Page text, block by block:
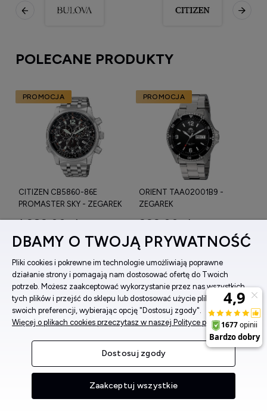
POLECANE PRODUKTY
CITIZEN CB5860-86E
PROMASTER SKY - ZEGAREK
1 989,00 zł
Cena regularna:2 129,00 zł
Najniższa cena: 2 279,00 zł
Wysyłka w: 24 godziny
Sugerowana: 2 549,00 zł
PROMOCJA
ORIENT TAA02001B9 -
ZEGAREK
999,00 zł
Cena regularna:1 069,00 zł
Najniższa cena:949,00 zł
Wysyłka w:
24 godziny
PROMOCJA
PROMOCJA
ATLANTIC 53680.41.93 -
DBAMY O TWOJĄ PRYWATNOŚĆ
Pliki cookies i pokrewne im technologie umożliwiają poprawne
działanie strony i pomagają nam dostosować ofertę do Twoich
potrzeb. Możesz zaakceptować wykorzystanie przez nas wszystkich
tych plików i przejść do sklepu lub dostosować użycie plików do
swoich preferencji, wybierając opcję "Dostosuj zgody".
Więcej o plikach cookies przeczytasz w naszej Polityce prywatności.
Dostosuj zgody
Zaakceptuj wszystkie